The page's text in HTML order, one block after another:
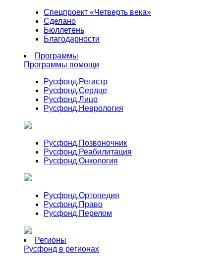
Спецпроект «Четверть века»
Сделано
Бюллетень
Благодарности
Программы
Программы помощи
Русфонд.Регистр
Русфонд.Сердце
Русфонд.Лицо
Русфонд.Неврология
Русфонд.Позвоночник
Русфонд.Реабилитация
Русфонд.Онкология
Русфонд.Ортопедия
Русфонд.Право
Русфонд.Перелом
Регионы
Русфонд в регионах